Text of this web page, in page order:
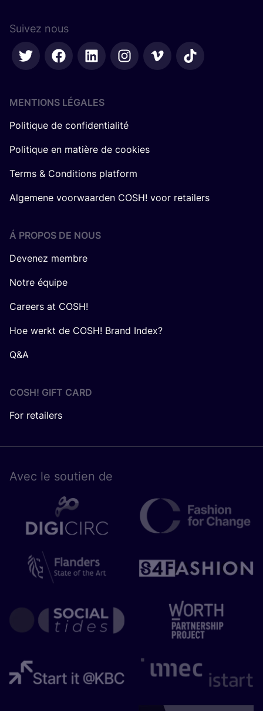
Suivez nous
MENTIONS LÉGALES
Politique de confidentialité
Politique en matière de cookies
Terms & Conditions platform
Algemene voorwaarden COSH! voor retailers
Á PROPOS DE NOUS
Devenez membre
Notre équipe
Careers at COSH!
Hoe werkt de COSH! Brand Index?
Q&A
COSH! GIFT CARD
For retailers
Avec le sou­tien de